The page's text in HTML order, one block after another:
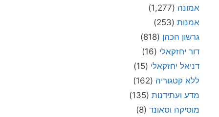
אמונה (1,277)
אמנות (253)
גרשון הכהן (818)
דור יחזקאלי (16)
דניאל יחזקאלי (15)
ללא קטגוריה (162)
מדע ועתידנות (135)
מוסיקה וסאונד (8)